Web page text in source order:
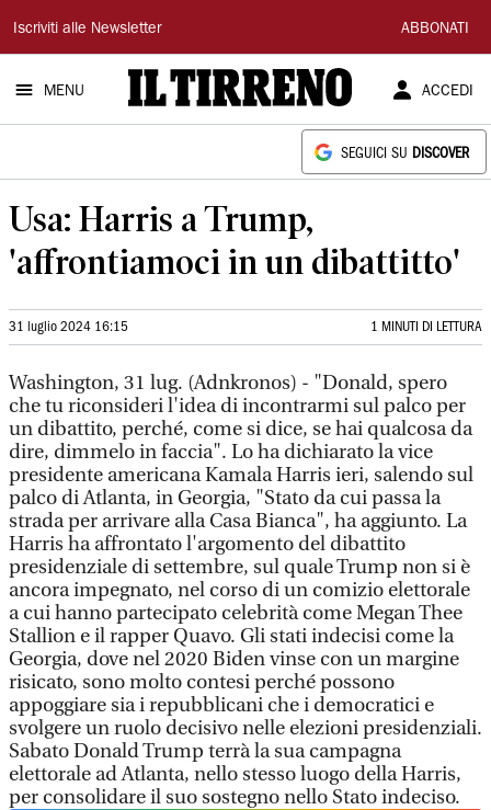
Il
Tirreno
Iscriviti alle Newsletter ABBONATI
MENU ACCEDI
SEGUICI SU DISCOVER
Usa: Harris a Trump,
'affrontiamoci in un dibattitto'
31 luglio 2024 16:15 1 MINUTI DI LETTURA
Washington, 31 lug. (Adnkronos) - "Donald, spero
che tu riconsideri l'idea di incontrarmi sul palco per
un dibattito, perché, come si dice, se hai qualcosa da
dire, dimmelo in faccia". Lo ha dichiarato la vice
presidente americana Kamala Harris ieri, salendo sul
palco di Atlanta, in Georgia, "Stato da cui passa la
strada per arrivare alla Casa Bianca", ha aggiunto. La
Harris ha affrontato l'argomento del dibattito
presidenziale di settembre, sul quale Trump non si è
ancora impegnato, nel corso di un comizio elettorale
a cui hanno partecipato celebrità come Megan Thee
Stallion e il rapper Quavo. Gli stati indecisi come la
Georgia, dove nel 2020 Biden vinse con un margine
risicato, sono molto contesi perché possono
appoggiare sia i repubblicani che i democratici e
svolgere un ruolo decisivo nelle elezioni presidenziali.
Sabato Donald Trump terrà la sua campagna
elettorale ad Atlanta, nello stesso luogo della Harris,
per consolidare il suo sostegno nello Stato indeciso.